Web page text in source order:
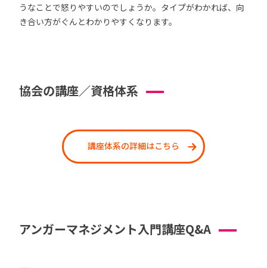
うなことで怒りやすいのでしょうか。タイプがわかれば、向
き合い方がぐんとわかりやすくなります。
協会の講座／資格体系
講座体系の詳細はこちら
アンガーマネジメント入門講座Q&A